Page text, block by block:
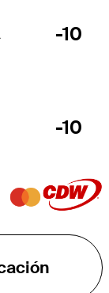
-10
-10